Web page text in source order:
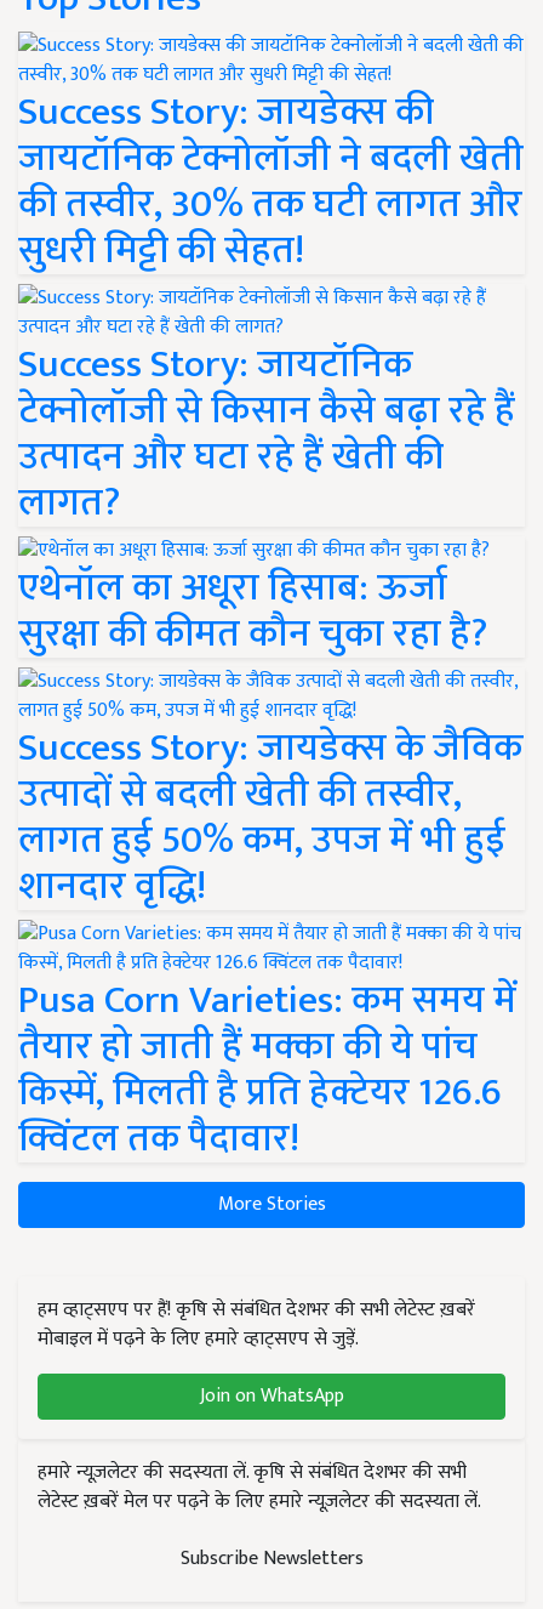
Success Story: जायडेक्स की
जायटॉनिक टेक्नोलॉजी ने बदली खेती
की तस्वीर, 30% तक घटी लागत और
सुधरी मिट्टी की सेहत!
Success Story: जायटॉनिक
टेक्नोलॉजी से किसान कैसे बढ़ा रहे हैं
उत्पादन और घटा रहे हैं खेती की
लागत?
एथेनॉल का अधूरा हिसाब: ऊर्जा
सुरक्षा की कीमत कौन चुका रहा है?
Success Story: जायडेक्स के जैविक
उत्पादों से बदली खेती की तस्वीर,
लागत हुई 50% कम, उपज में भी हुई
शानदार वृद्धि!
Pusa Corn Varieties: कम समय में
तैयार हो जाती हैं मक्का की ये पांच
किस्में, मिलती है प्रति हेक्टेयर 126.6
क्विंटल तक पैदावार!
More Stories
हम व्हाट्सएप पर हैं! कृषि से संबंधित देशभर की सभी लेटेस्ट ख़बरें
मोबाइल में पढ़ने के लिए हमारे व्हाट्सएप से जुड़ें.
Join on WhatsApp
हमारे न्यूज़लेटर की सदस्यता लें. कृषि से संबंधित देशभर की सभी
लेटेस्ट ख़बरें मेल पर पढ़ने के लिए हमारे न्यूज़लेटर की सदस्यता लें.
Subscribe Newsletters